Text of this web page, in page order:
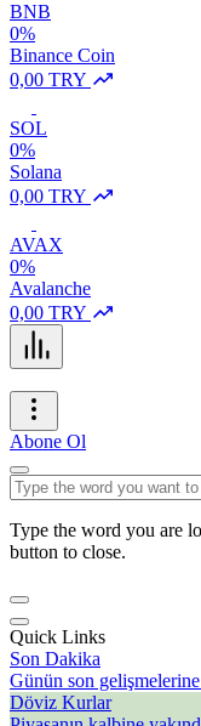
BNB
0%
Binance Coin
0,00 TRY
SOL
0%
Solana
0,00 TRY
AVAX
0%
Avalanche
0,00 TRY
Abone Ol
Type the word you are
button to close.
Quick Links
Son Dakika
Günün son gelişmelerine
Döviz Kurlar